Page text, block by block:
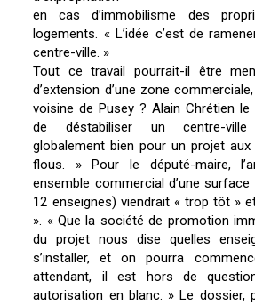
en cas d’immobilisme des
logements. « L’idée c’est de
centre-ville. »
Tout ce travail pourrait-il être
d’extension d’une zone
voisine de Pusey ? Alain Chrétien
de déstabiliser un centre-
globalement bien pour un projet
flous. » Pour le député-maire,
ensemble commercial d’une
12 enseignes) viendrait « trop tôt »
». « Que la société de promotion
du projet nous dise quelles
s’installer, et on pourra
attendant, il est hors de
autorisation en blanc. » Le dossier,